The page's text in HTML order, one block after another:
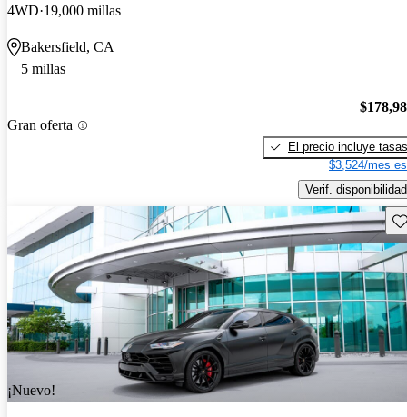
4WD 19,000 millas
Bakersfield, CA
5 millas
Gran oferta
El precio incluye tasas
$3,524/mes
Verif. disponibilidad
¡Nuevo!